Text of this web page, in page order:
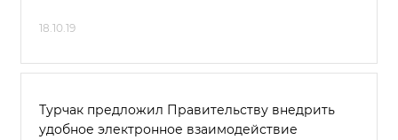
18.10.19
Турчак предложил Правительству внедрить
удобное электронное взаимодействие